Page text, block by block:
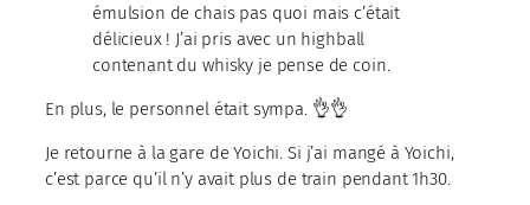
émulsion de chais pas quoi mais c’était
délicieux ! J’ai pris avec un highball
contenant du whisky je pense de coin.
En plus, le personnel était sympa. 👌👌
Je retourne à la gare de Yoichi. Si j’ai mangé à Yoichi,
c’est parce qu’il n’y avait plus de train pendant 1h30.